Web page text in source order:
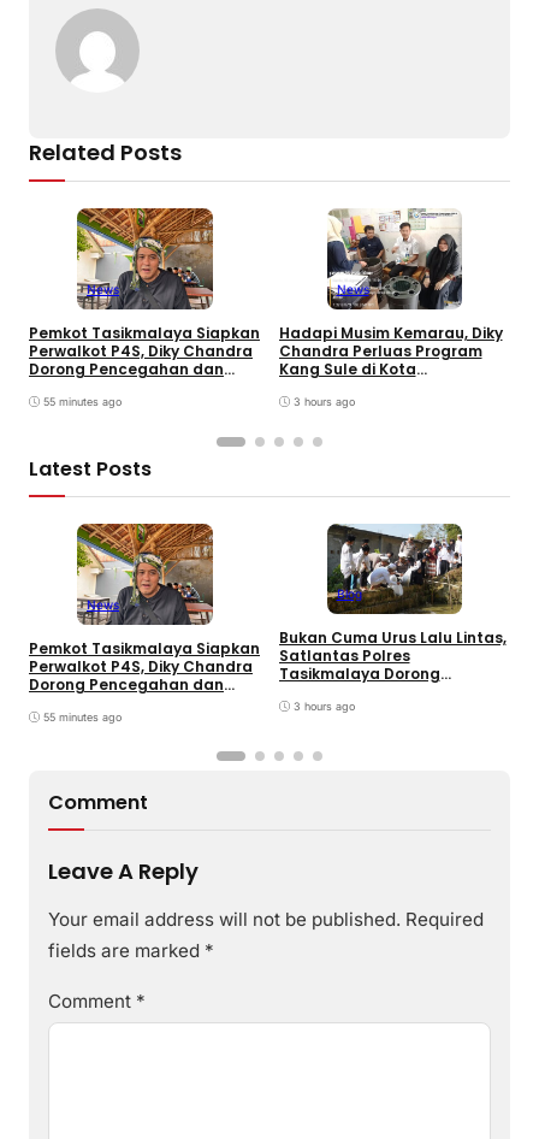
Related Posts
News
Pemkot Tasikmalaya Siapkan
Perwalkot P4S, Diky Chandra
Dorong Pencegahan dan
55 minutes ago
News
Hadapi Musim Kemarau, Diky
Chandra Perluas Program
Kang Sule di Kota
3 hours ago
Latest Posts
News
Pemkot Tasikmalaya Siapkan
Perwalkot P4S, Diky Chandra
Dorong Pencegahan dan
55 minutes ago
Blog
Bukan Cuma Urus Lalu Lintas,
Satlantas Polres
Tasikmalaya Dorong
Program SUJUD
3 hours ago
Comment
Leave A Reply
Your email address will not be published. Required
fields are marked *
Comment *